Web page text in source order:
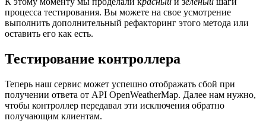
процесса тестирования. Вы можете на свое усмотрение
выполнить дополнительный рефакторинг этого метода или
оставить его как есть.
Тестирование контроллера
Теперь наш сервис может успешно отображать сбой при
получении ответа от API OpenWeatherMap. Далее нам нужно,
чтобы контроллер передавал эти исключения обратно
получающим клиентам.